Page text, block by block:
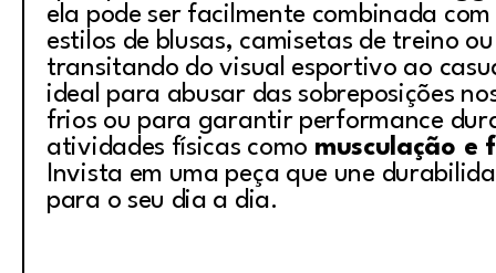
ela pode ser facilmente combinada
estilos de blusas, camisetas de treino
transitando do visual esportivo ao
ideal para abusar das sobreposições
frios ou para garantir performance
atividades físicas como musculação e
Invista em uma peça que une
para o seu dia a dia.